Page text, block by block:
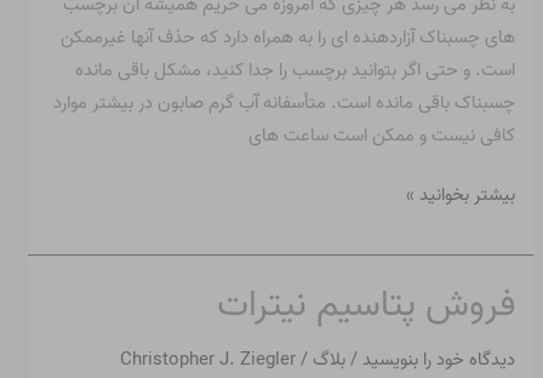
های چسبناک آزاردهنده ای را به همراه دارد که حذف آنها غیرممکن
است. و حتی اگر بتوانید برچسب را جدا کنید، مشکل باقی مانده
چسبناک باقی مانده است. متأسفانه آب گرم صابون در بیشتر موارد
کافی نیست و ممکن است ساعت های
الکل
پاک
کنید
بیشتر بخوانید »
فروش پتاسیم نیترات
دیدگاه‌ خود را بنویسید /بلاگ /
Christopher J. Ziegler
فروش
پتاسیم
نیترات